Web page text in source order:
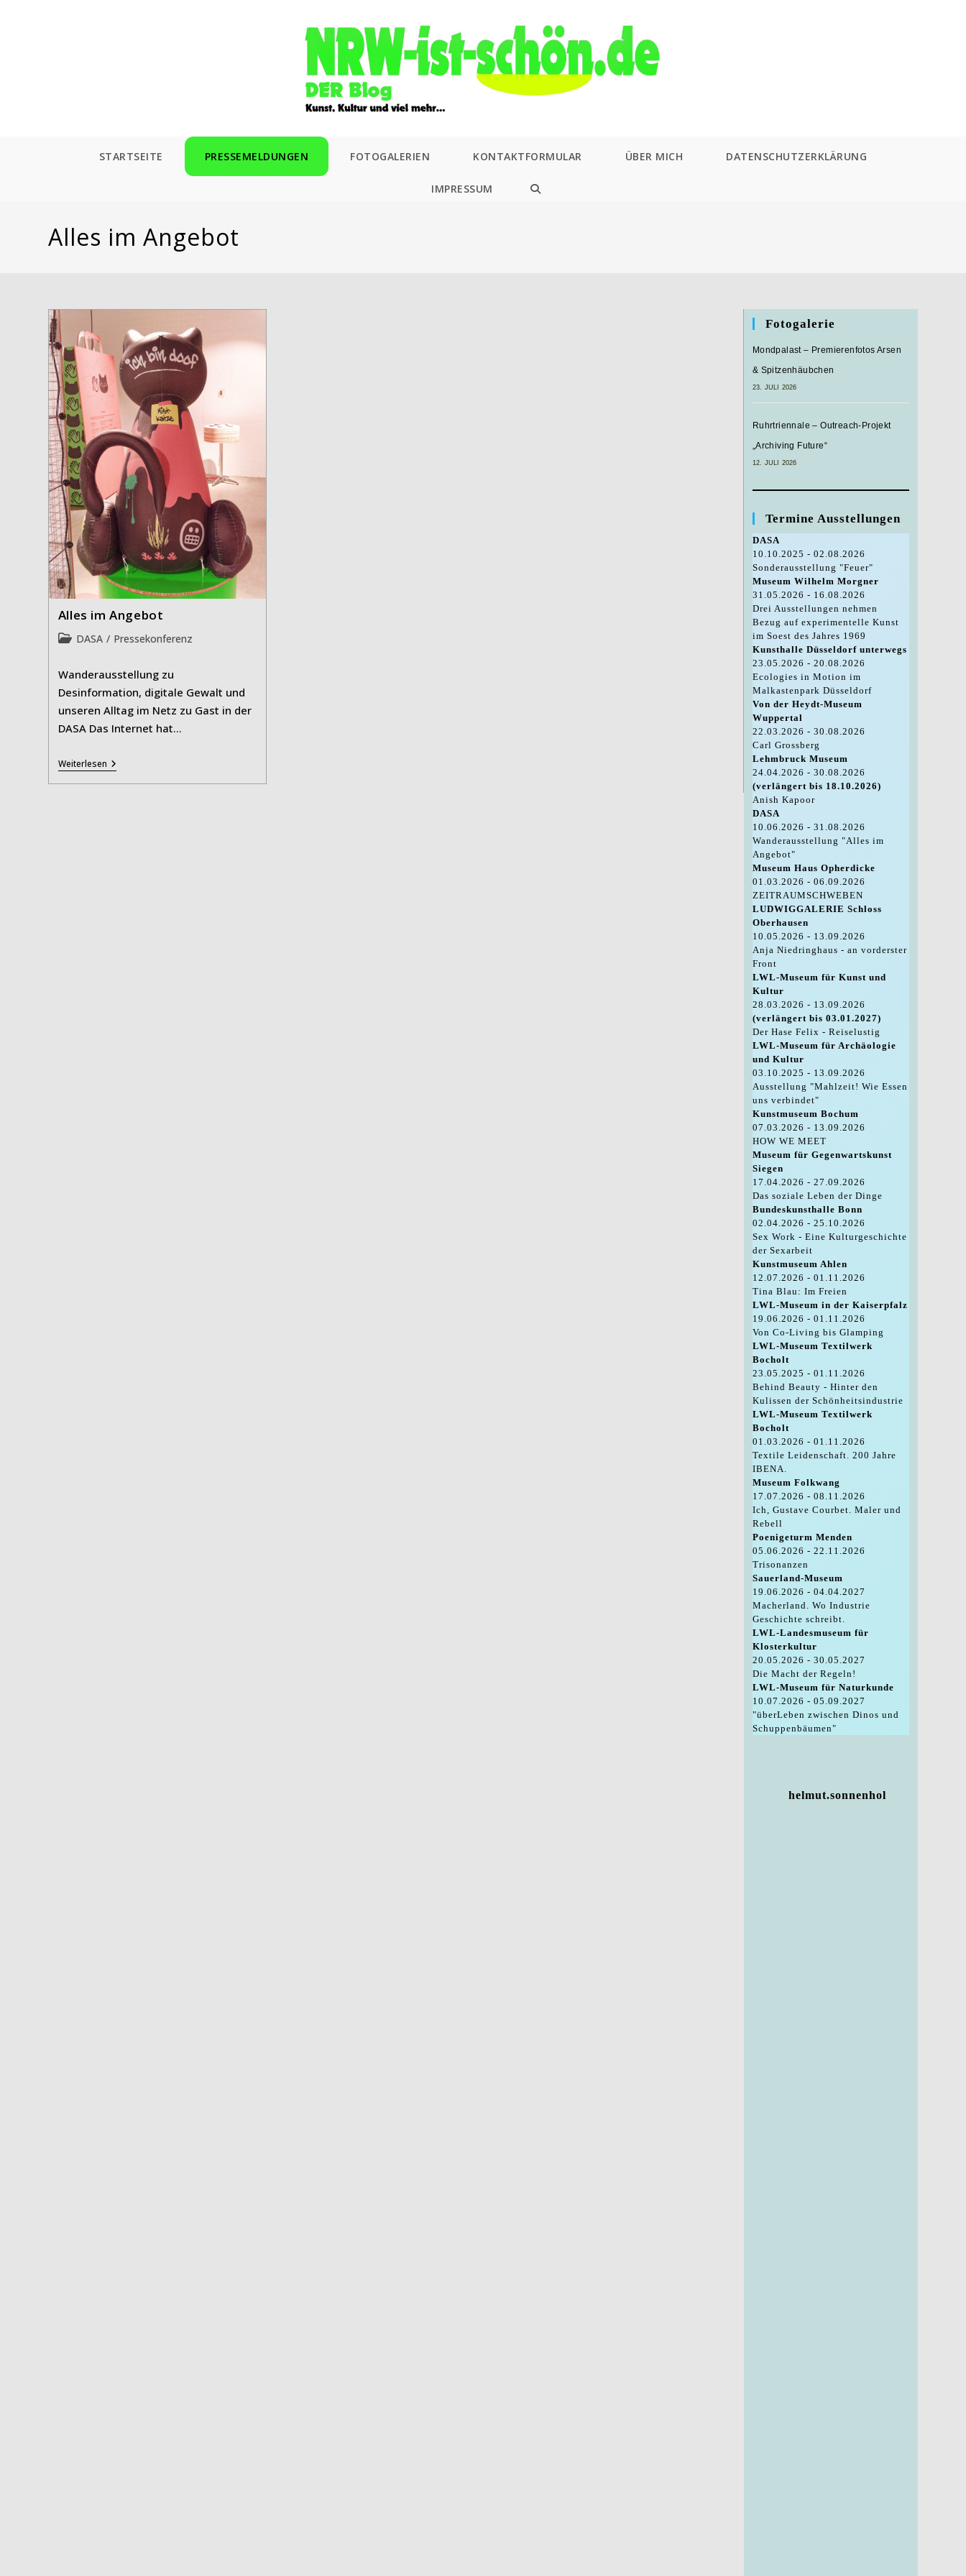
STARTSEITE PRESSEMELDUNGEN FOTOGALERIEN KONTAKTFORMULAR ÜBER MICH DATENSCHUTZERKLÄRUNG
IMPRESSUM
WEBSITE-
Alles im Angebot
Alles im Angebot
Beitrags-
DASA / Pressekonferenz
Wanderausstellung zu
Desinformation, digitale Gewalt und
unseren Alltag im Netz zu Gast in der
DASA Das Internet hat…
WeiterlesenAlles
Im
Angebot
Fotogalerie
Mondpalast – Premierenfotos Arsen
& Spitzenhäubchen
23. JULI 2026
Ruhrtriennale – Outreach-Projekt
„Archiving Future“
12. JULI 2026
Termine Ausstellungen
DASA
10.10.2025 - 02.08.2026
Sonderausstellung "Feuer"
Museum Wilhelm Morgner
31.05.2026 - 16.08.2026
Drei Ausstellungen nehmen
Bezug auf experimentelle Kunst
im Soest des Jahres 1969
Kunsthalle Düsseldorf unterwegs
23.05.2026 - 20.08.2026
Ecologies in Motion im
Malkastenpark Düsseldorf
Von der Heydt-Museum
Wuppertal
22.03.2026 - 30.08.2026
Carl Grossberg
Lehmbruck Museum
24.04.2026 - 30.08.2026
(verlängert bis 18.10.2026)
Anish Kapoor
DASA
10.06.2026 - 31.08.2026
Wanderausstellung "Alles im
Angebot"
Museum Haus Opherdicke
01.03.2026 - 06.09.2026
ZEITRAUMSCHWEBEN
LUDWIGGALERIE Schloss
Oberhausen
10.05.2026 - 13.09.2026
Anja Niedringhaus - an vorderster
Front
LWL-Museum für Kunst und
Kultur
28.03.2026 - 13.09.2026
(verlängert bis 03.01.2027)
Der Hase Felix - Reiselustig
LWL-Museum für Archäologie
und Kultur
03.10.2025 - 13.09.2026
Ausstellung "Mahlzeit! Wie Essen
uns verbindet"
Kunstmuseum Bochum
07.03.2026 - 13.09.2026
HOW WE MEET
Museum für Gegenwartskunst
Siegen
17.04.2026 - 27.09.2026
Das soziale Leben der Dinge
Bundeskunsthalle Bonn
02.04.2026 - 25.10.2026
Sex Work - Eine Kulturgeschichte
der Sexarbeit
Kunstmuseum Ahlen
12.07.2026 - 01.11.2026
Tina Blau: Im Freien
LWL-Museum in der Kaiserpfalz
19.06.2026 - 01.11.2026
Von Co-Living bis Glamping
LWL-Museum Textilwerk
Bocholt
23.05.2025 - 01.11.2026
Behind Beauty - Hinter den
Kulissen der Schönheitsindustrie
LWL-Museum Textilwerk
Bocholt
01.03.2026 - 01.11.2026
Textile Leidenschaft. 200 Jahre
IBENA.
Museum Folkwang
17.07.2026 - 08.11.2026
Ich, Gustave Courbet. Maler und
Rebell
Poenigeturm Menden
05.06.2026 - 22.11.2026
Trisonanzen
Sauerland-Museum
19.06.2026 - 04.04.2027
Macherland. Wo Industrie
Geschichte schreibt.
LWL-Landesmuseum für
Klosterkultur
20.05.2026 - 30.05.2027
Die Macht der Regeln!
LWL-Museum für Naturkunde
10.07.2026 - 05.09.2027
"überLeben zwischen Dinos und
Schuppenbäumen"
helmut.sonnenhol